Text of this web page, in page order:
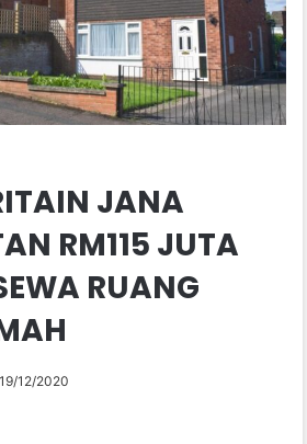
JANA
RM115 JUTA
RUANG
19/12/2020